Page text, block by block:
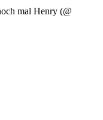
mal Henry (@